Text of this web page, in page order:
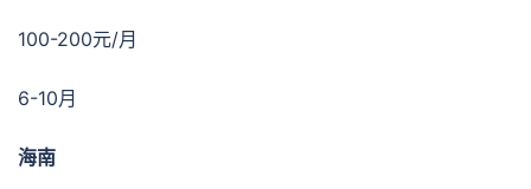
100-200元/月
6-10月
海南